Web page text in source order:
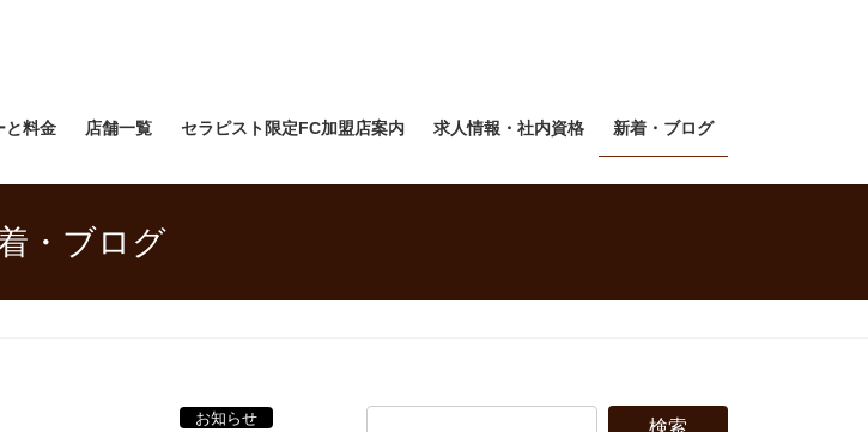
と料金 店舗一覧 セラピスト限定FC加盟店案内 求人情報・社内資格 新着・ブログ
・ブログ
お知らせ